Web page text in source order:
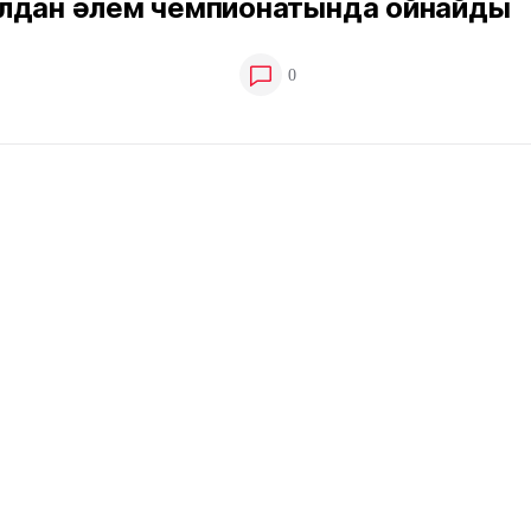
әлем чемпионатында ойнайды
0